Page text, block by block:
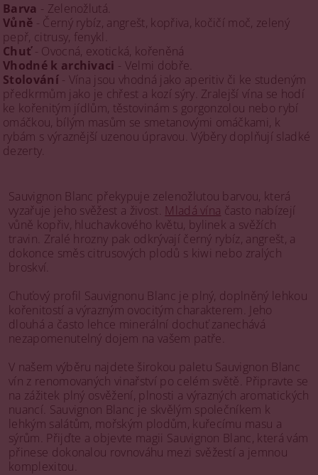
Barva - Zelenožlutá.
Vůně - Černý rybíz, angrešt, kopřiva, kočičí moč, zelený
pepř, citrusy, fenykl.
Chuť- Ovocná, exotická, kořeněná
Vhodné k archivaci - Velmi dobře.
Stolování- Vína jsou vhodná jako aperitiv či ke studeným
předkrmům jako je chřest a kozí sýry. Zralejší vína se hodí
ke kořenitým jídlům, těstovinám s gorgonzolou nebo rybí
omáčkou, bílým masům se smetanovými omáčkami, k
rybám s výraznější uzenou úpravou. Výběry doplňují sladké
dezerty.
Sauvignon Blanc překypuje zelenožlutou barvou, která
vyzařuje jeho svěžest a živost. Mladá vína často nabízejí
vůně kopřiv, hluchavkového květu, bylinek a svěžích
travin. Zralé hrozny pak odkrývají černý rybíz, angrešt, a
dokonce směs citrusových plodů s kiwi nebo zralých
broskví.
Chuťový profil Sauvignonu Blanc je plný, doplněný lehkou
kořenitostí a výrazným ovocitým charakterem. Jeho
dlouhá a často lehce minerální dochuť zanechává
nezapomenutelný dojem na vašem patře.
V našem výběru najdete širokou paletu Sauvignon Blanc
vín z renomovaných vinařství po celém světě. Připravte se
na zážitek plný osvěžení, plnosti a výrazných aromatických
nuancí. Sauvignon Blanc je skvělým společníkem k
lehkým salátům, mořským plodům, kuřecímu masu a
sýrům. Přijďte a objevte magii Sauvignon Blanc, která vám
přinese dokonalou rovnováhu mezi svěžestí a jemnou
komplexitou.